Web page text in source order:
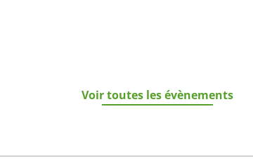
Voir toutes les évènements